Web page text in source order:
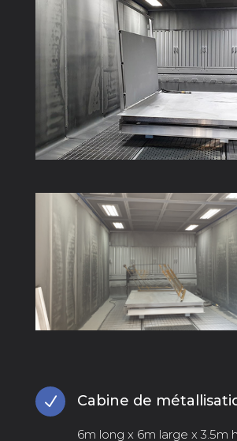
N Cabine de
6m long x 6m large x 3.5m